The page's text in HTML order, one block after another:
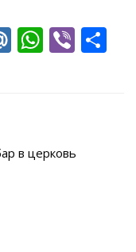
M
u
W
A
p
Vi
в церковь